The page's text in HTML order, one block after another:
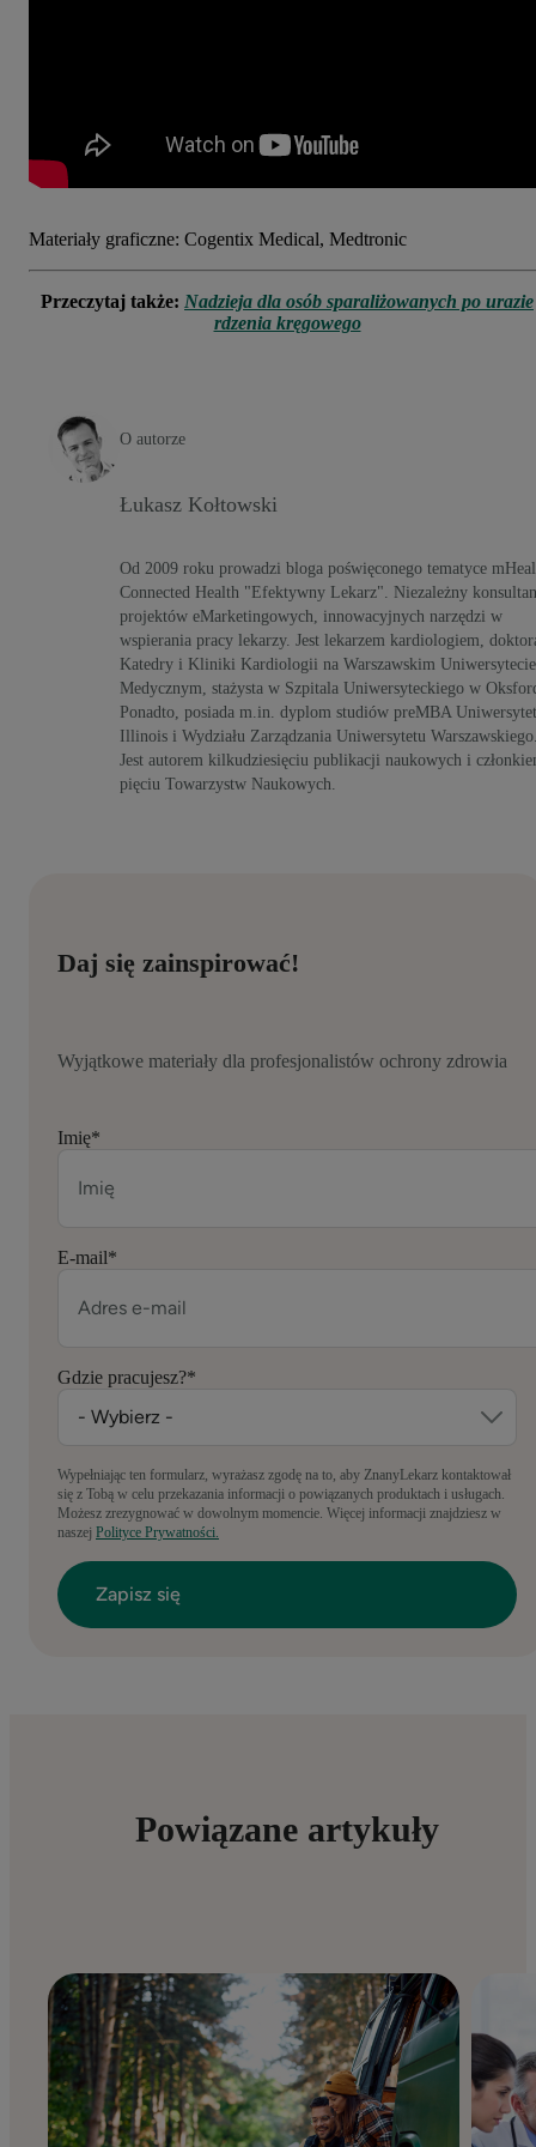
Materiały graficzne: Cogentix Medical, Medtronic
Przeczytaj także: Nadzieja dla osób sparaliżowanych po urazie
rdzenia kręgowego
O autorze
Łukasz Kołtowski
Od 2009 roku prowadzi bloga poświęconego tematyce
Connected Health "Efektywny Lekarz". Niezależny
projektów eMarketingowych, innowacyjnych narzędzi w
wspierania pracy lekarzy. Jest lekarzem kardiologiem,
Katedry i Kliniki Kardiologii na Warszawskim Uniwersytecie
Medycznym, stażysta w Szpitala Uniwersyteckiego w
Ponadto, posiada m.in. dyplom studiów preMBA
Illinois i Wydziału Zarządzania Uniwersytetu
Jest autorem kilkudziesięciu publikacji naukowych i
pięciu Towarzystw Naukowych.
Daj się zainspirować!
Wyjątkowe materiały dla profesjonalistów ochrony zdrowia
Imię*
E-mail*
Gdzie pracujesz?*
Wypełniając ten formularz, wyrażasz zgodę na to, aby ZnanyLekarz kontaktował
się z Tobą w celu przekazania informacji o powiązanych produktach i usługach.
Możesz zrezygnować w dowolnym momencie. Więcej informacji znajdziesz w
naszej Polityce Prywatności.
Powiązane artykuły